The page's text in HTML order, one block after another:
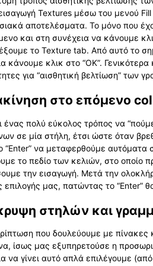
Textures μέσω του μενού
αποτελέσματα. Το μόνο που
και στη συνέχεια να κάνουμε
το Texture tab. Από αυτό το
κάνουμε κλικ στο “ΟΚ”.
για “αισθητική βελτίωση” των
στο επόμενο
ένας πολύ εύκολος τρόπος να
σε μία στήλη, έτσι ώστε όταν
“Enter” να μεταφερθούμε αυτόματα
το πεδίο των κελιών, στο οποίο
την εισαγωγή. Μετά την
επιλογής μας, πατώντας το
στηλών και
που δουλεύουμε με
ίσως μας εξυπηρετούσε η
να γίνει αυτό απλά επιλέγουμε